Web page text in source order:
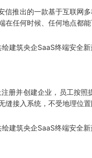
推出的一款基于互联网
任何时候、任何地点都能
册并创建企业，员工按
接入系统，不受地理位置